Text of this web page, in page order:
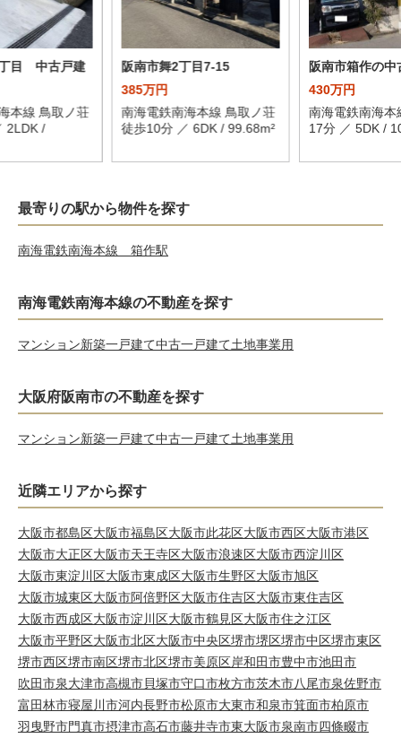
目 中古戸建
本線 鳥取ノ荘
2LDK /
阪南市舞2丁目7-15
385万円
南海電鉄南海本線 鳥取ノ荘
徒歩10分 ／ 6DK / 99.68m²
阪南市箱作の中
430万円
南海電鉄南海本
17分 ／ 5DK /
最寄りの駅から物件を探す
南海電鉄南海本線 箱作駅
南海電鉄南海本線の不動産を探す
マンション新築一戸建て中古一戸建て土地事業用
大阪府阪南市の不動産を探す
マンション新築一戸建て中古一戸建て土地事業用
近隣エリアから探す
大阪市都島区大阪市福島区大阪市此花区大阪市西区大阪市港区
大阪市大正区大阪市天王寺区大阪市浪速区大阪市西淀川区
大阪市東淀川区大阪市東成区大阪市生野区大阪市旭区
大阪市城東区大阪市阿倍野区大阪市住吉区大阪市東住吉区
大阪市西成区大阪市淀川区大阪市鶴見区大阪市住之江区
大阪市平野区大阪市北区大阪市中央区堺市堺区堺市中区堺市東区
堺市西区堺市南区堺市北区堺市美原区岸和田市豊中市池田市
吹田市泉大津市高槻市貝塚市守口市枚方市茨木市八尾市泉佐野市
富田林市寝屋川市河内長野市松原市大東市和泉市箕面市柏原市
羽曳野市門真市摂津市高石市藤井寺市東大阪市泉南市四條畷市